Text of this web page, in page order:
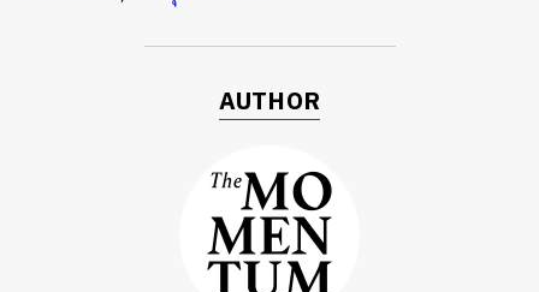
AUTHOR